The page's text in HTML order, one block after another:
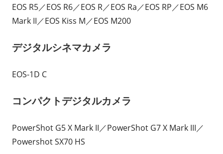
EOS R5／EOS R6／EOS R／EOS Ra／EOS RP／EOS M6
Mark II／EOS Kiss M／EOS M200
デジタルシネマカメラ
EOS-1D C
コンパクトデジタルカメラ
PowerShot G5 X Mark II／PowerShot G7 X Mark III／
Powershot SX70 HS